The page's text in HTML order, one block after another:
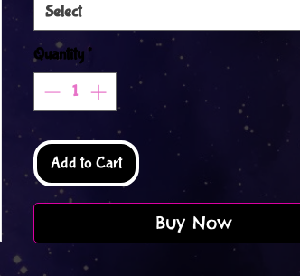
Select
Quantity *
Add to Cart
Buy Now